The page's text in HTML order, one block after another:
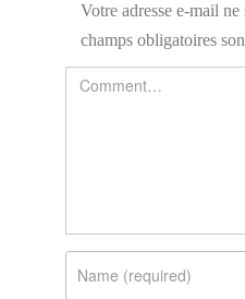
Votre adresse e-mail ne
champs obligatoires